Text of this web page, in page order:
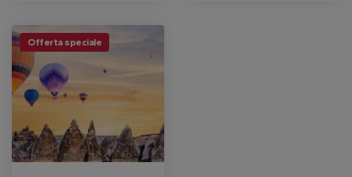
Offerta speciale